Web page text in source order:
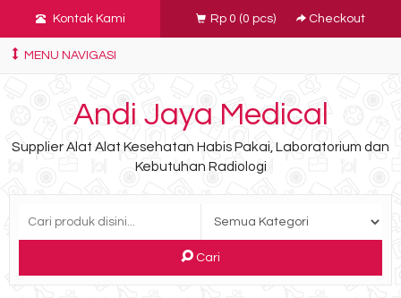
Kontak Kami Rp 0 (0 pcs) Checkout
MENU NAVIGASI
Andi Jaya Medical
Supplier Alat Alat Kesehatan Habis Pakai, Laboratorium dan
Kebutuhan Radiologi
Cari